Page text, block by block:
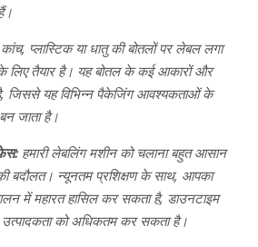
प्लास्टिक या धातु की बोतलों पर लेबल लगा
के लिए तैयार है। यह बोतल के कई आकारों और
जिससे यह विभिन्न पैकेजिंग आवश्यकताओं के
जाता है।
हमारी लेबलिंग मशीन को चलाना बहुत आसान
न्यूनतम प्रशिक्षण के साथ, आपका
में महारत हासिल कर सकता है, डाउनटाइम
को अधिकतम कर सकता है।